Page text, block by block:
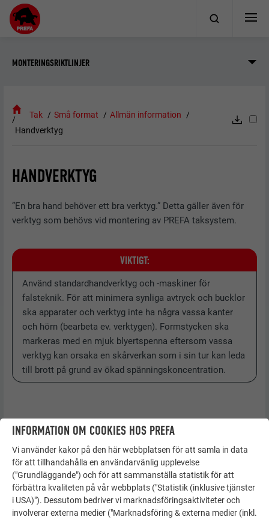
MONTERINGSRIKTLINJER
Tak Små format
Allmän information
Handverktyg
HANDVERKTYG
”En bra hand behöver ett bra verktyg.” Detta gäller även för
verktyg som behövs vid montering av PREFA taksystem.
VIKTIGT:
Använd standardhandverktyg och -maskiner för
falsteknik. För att minimera synliga avtryck och bucklor
ska apparater och verktyg inte ha några vassa kanter
och hörn (bearbeta ev. verktygen). Formstycken ska
markeras med en mjuk blyertspenna eftersom vassa
verktyg kan orsaka en skårverkan som i sin tur kan leda
till brott på grund av ökad spänningskoncentration.
INFORMATION OM COOKIES HOS PREFA
Vi använder kakor på den här webbplatsen för att samla in data
för att tillhandahålla en användarvänlig upplevelse
("Grundläggande") och för att sammanställa statistik för att
förbättra kvaliteten på vår webbplats ("Statistik (inklusive tjänster
i USA)"). Dessutom bedriver vi marknadsföringsaktiviteter och
involverar externa medier ("Marknadsföring & externa medier (inkl.